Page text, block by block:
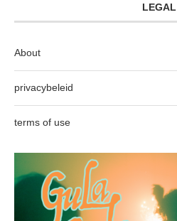
LEGAL
About
privacybeleid
terms of use